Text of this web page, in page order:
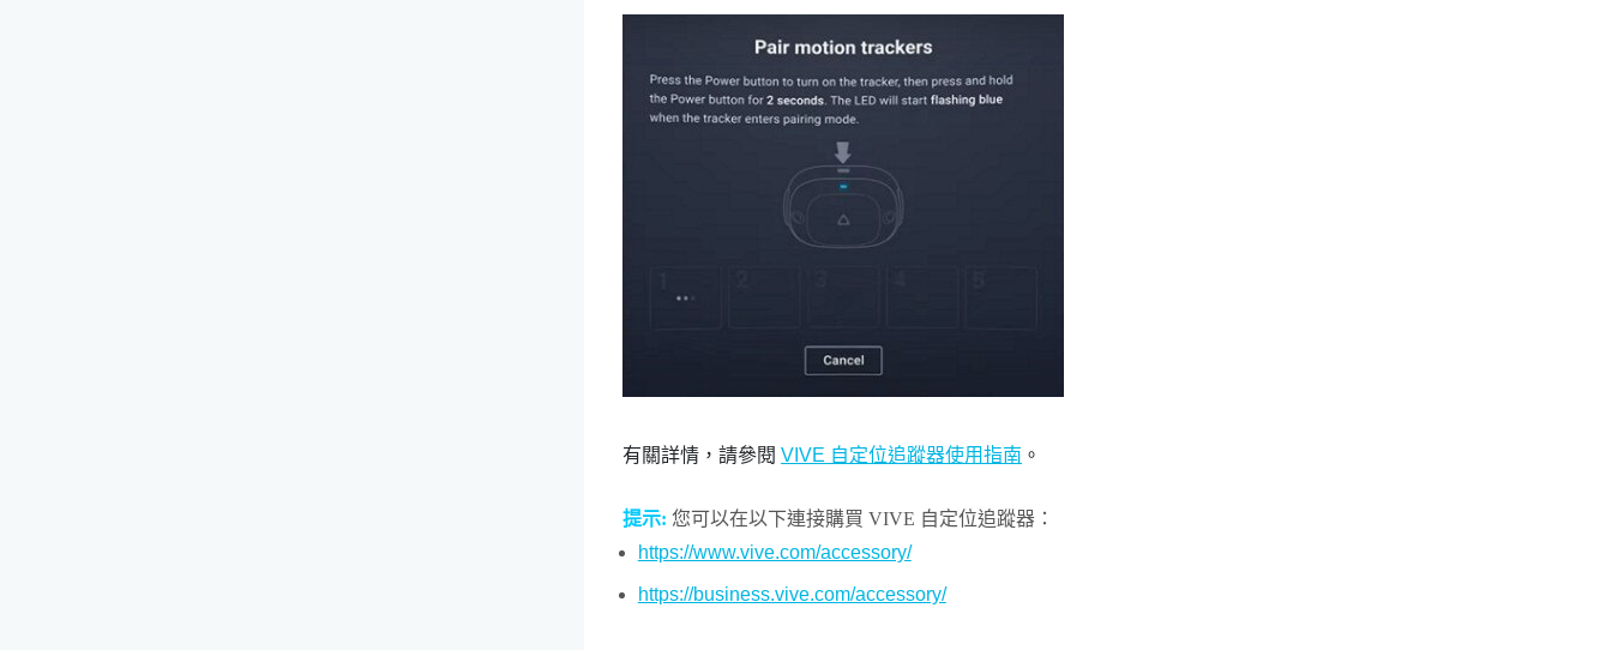
有關詳情，請參閱 VIVE 自定位追蹤器使用指南 。
提示: 您可以在以下連接購買 VIVE 自定位追蹤器：
https://www.vive.com/accessory/
https://business.vive.com/accessory/